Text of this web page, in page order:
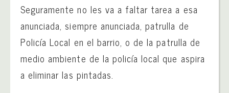
Seguramente no les va a faltar tarea a esa
anunciada, siempre anunciada, patrulla de
Policía Local en el barrio, o de la patrulla de
medio ambiente de la policía local que aspira
a eliminar las pintadas.